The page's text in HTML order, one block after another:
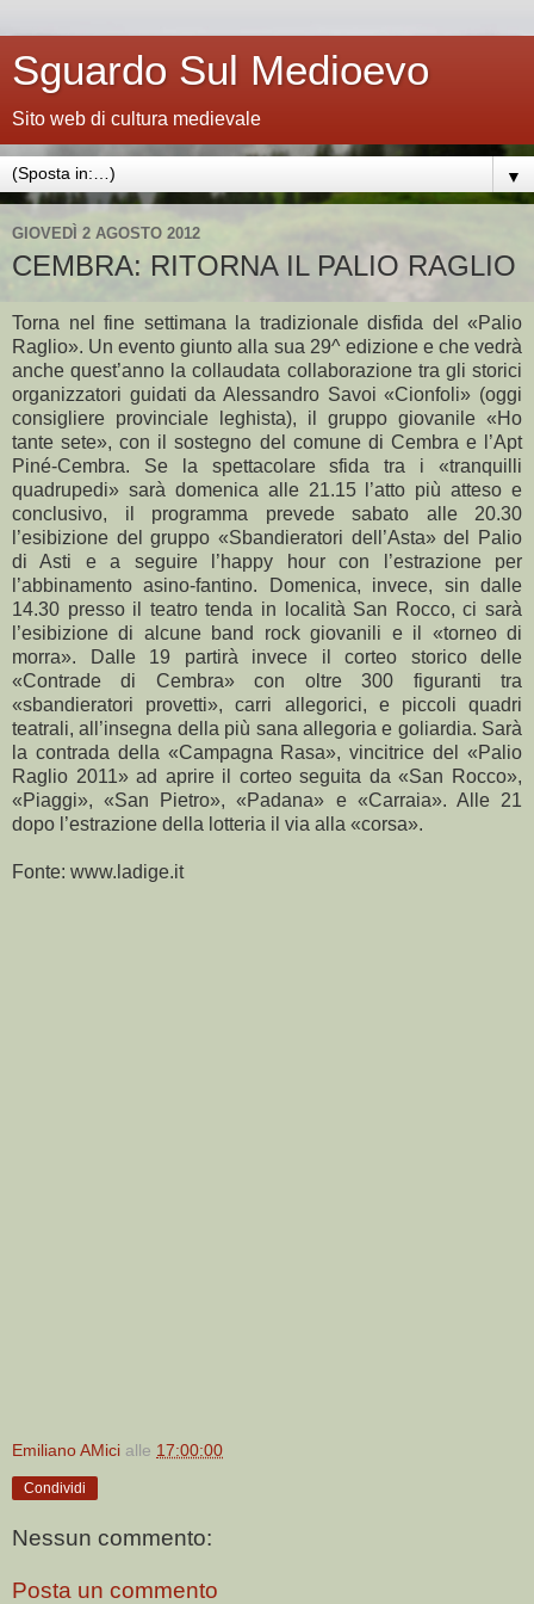
Sguardo Sul Medioevo
Sito web di cultura medievale
▼
GIOVEDÌ 2 AGOSTO 2012
CEMBRA: RITORNA IL PALIO RAGLIO
Torna nel fine settimana la tradizionale disfida del «Palio
Raglio». Un evento giunto alla sua 29^ edizione e che vedrà
anche quest’anno la collaudata collaborazione tra gli storici
organizzatori guidati da Alessandro Savoi «Cionfoli» (oggi
consigliere provinciale leghista), il gruppo giovanile «Ho
tante sete», con il sostegno del comune di Cembra e l’Apt
Piné-Cembra. Se la spettacolare sfida tra i «tranquilli
quadrupedi» sarà domenica alle 21.15 l’atto più atteso e
conclusivo, il programma prevede sabato alle 20.30
l’esibizione del gruppo «Sbandieratori dell’Asta» del Palio
di Asti e a seguire l’happy hour con l’estrazione per
l’abbinamento asino-fantino. Domenica, invece, sin dalle
14.30 presso il teatro tenda in località San Rocco, ci sarà
l’esibizione di alcune band rock giovanili e il «torneo di
morra». Dalle 19 partirà invece il corteo storico delle
«Contrade di Cembra» con oltre 300 figuranti tra
«sbandieratori provetti», carri allegorici, e piccoli quadri
teatrali, all’insegna della più sana allegoria e goliardia. Sarà
la contrada della «Campagna Rasa», vincitrice del «Palio
Raglio 2011» ad aprire il corteo seguita da «San Rocco»,
«Piaggi», «San Pietro», «Padana» e «Carraia». Alle 21
dopo l’estrazione della lotteria il via alla «corsa».
Fonte: www.ladige.it
Emiliano AMici alle 17:00:00
Condividi
Nessun commento:
Posta un commento